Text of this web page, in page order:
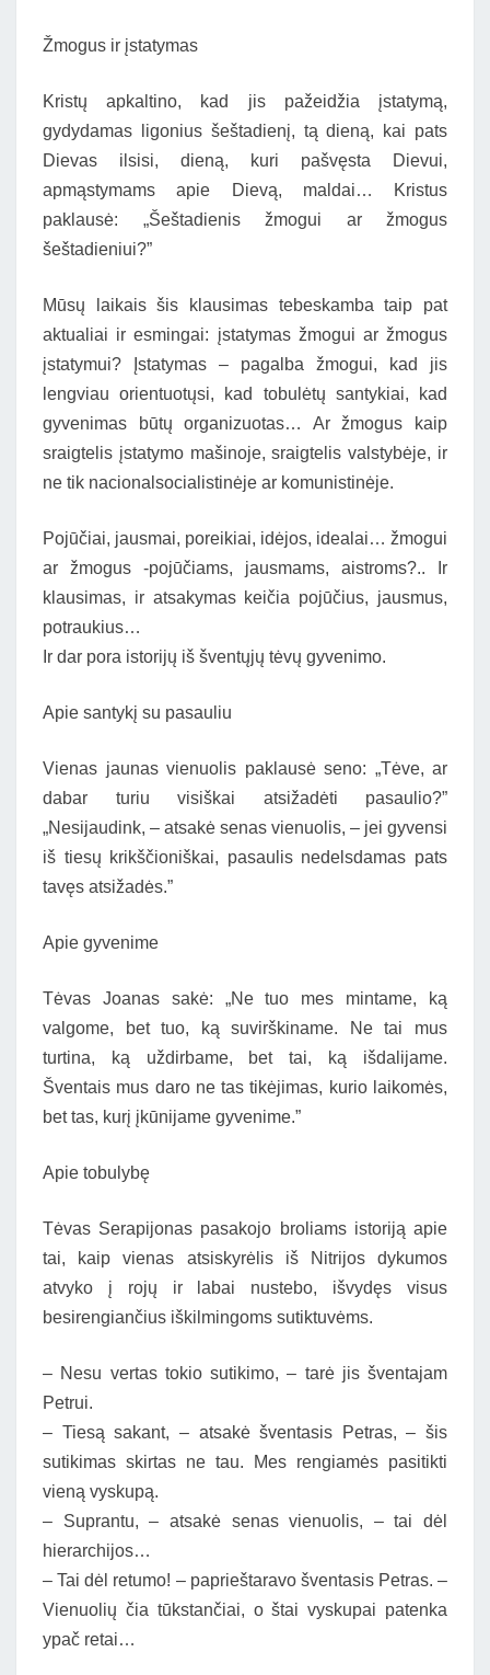
Žmogus ir įstatymas
Kristų apkaltino, kad jis pažeidžia įstatymą,
gydydamas ligonius šeštadienį, tą dieną, kai pats
Dievas ilsisi, dieną, kuri pašvęsta Dievui,
apmąstymams apie Dievą, maldai… Kristus
paklausė: „Šeštadienis žmogui ar žmogus
šeštadieniui?”
Mūsų laikais šis klausimas tebeskamba taip pat
aktualiai ir esmingai: įstatymas žmogui ar žmogus
įstatymui? Įstatymas – pagalba žmogui, kad jis
lengviau orientuotųsi, kad tobulėtų santykiai, kad
gyvenimas būtų organizuotas… Ar žmogus kaip
sraigtelis įstatymo mašinoje, sraigtelis valstybėje, ir
ne tik nacionalsocialistinėje ar komunistinėje.
Pojūčiai, jausmai, poreikiai, idėjos, idealai… žmogui
ar žmogus -pojūčiams, jausmams, aistroms?.. Ir
klausimas, ir atsakymas keičia pojūčius, jausmus,
potraukius…
Ir dar pora istorijų iš šventųjų tėvų gyvenimo.
Apie santykį su pasauliu
Vienas jaunas vienuolis paklausė seno: „Tėve, ar
dabar turiu visiškai atsižadėti pasaulio?”
„Nesijaudink, – atsakė senas vienuolis, – jei gyvensi
iš tiesų krikščioniškai, pasaulis nedelsdamas pats
tavęs atsižadės.”
Apie gyvenime
Tėvas Joanas sakė: „Ne tuo mes mintame, ką
valgome, bet tuo, ką suvirškiname. Ne tai mus
turtina, ką uždirbame, bet tai, ką išdalijame.
Šventais mus daro ne tas tikėjimas, kurio laikomės,
bet tas, kurį įkūnijame gyvenime.”
Apie tobulybę
Tėvas Serapijonas pasakojo broliams istoriją apie
tai, kaip vienas atsiskyrėlis iš Nitrijos dykumos
atvyko į rojų ir labai nustebo, išvydęs visus
besirengiančius iškilmingoms sutiktuvėms.
– Nesu vertas tokio sutikimo, – tarė jis šventajam
Petrui.
– Tiesą sakant, – atsakė šventasis Petras, – šis
sutikimas skirtas ne tau. Mes rengiamės pasitikti
vieną vyskupą.
– Suprantu, – atsakė senas vienuolis, – tai dėl
hierarchijos…
– Tai dėl retumo! – paprieštaravo šventasis Petras. –
Vienuolių čia tūkstančiai, o štai vyskupai patenka
ypač retai…